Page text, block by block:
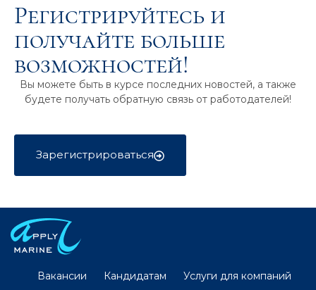
Регистрируйтесь и
получайте больше
возможностей!
Вы можете быть в курсе последних новостей, а также
будете получать обратную связь от работодателей!
Зарегистрироваться
Вакансии Кандидатам Услуги для компаний